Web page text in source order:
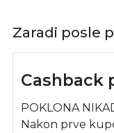
Zaradi posle
Cashback
POKLONA
Nakon prve